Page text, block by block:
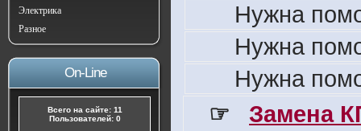
Электрика
Разное
On-Line
Всего на сайте: 11
Пользователей: 0
Нужна
Нужна
Нужна
☞
Замена